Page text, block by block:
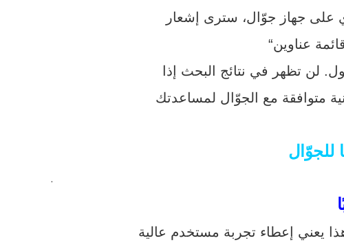
على جهاز جوّال، سترى إشعار
لن تظهر في نتائج البحث إذا
متوافقة مع الجوّال لمساعدتك
.
يعني إعطاء تجربة مستخدم عالية